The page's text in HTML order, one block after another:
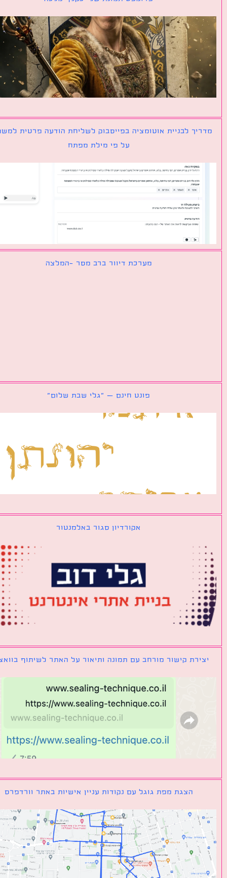
לבניית אוטומציה בפייסבוק לשליחת הודעה פרטית למשתמש
על פי מילת מפתח
מערכת דיוור ברב מסר -המלצה
פונט חינם – ״גלי שבת שלום״
אקורדיון סגור באלמנטור
קישור מורחב עם תמונה ותיאור על האתר לשיתוף בוואצאפ
הצגת מפת גוגל עם נקודות עניין אישיות באתר וורדפרס